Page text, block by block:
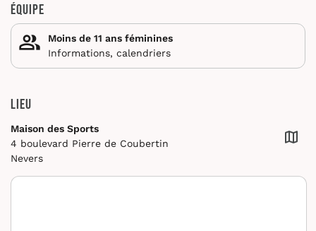
Équipe
Moins de 11 ans féminines
Informations, calendriers
Lieu
Maison des Sports
4 boulevard Pierre de Coubertin
Nevers